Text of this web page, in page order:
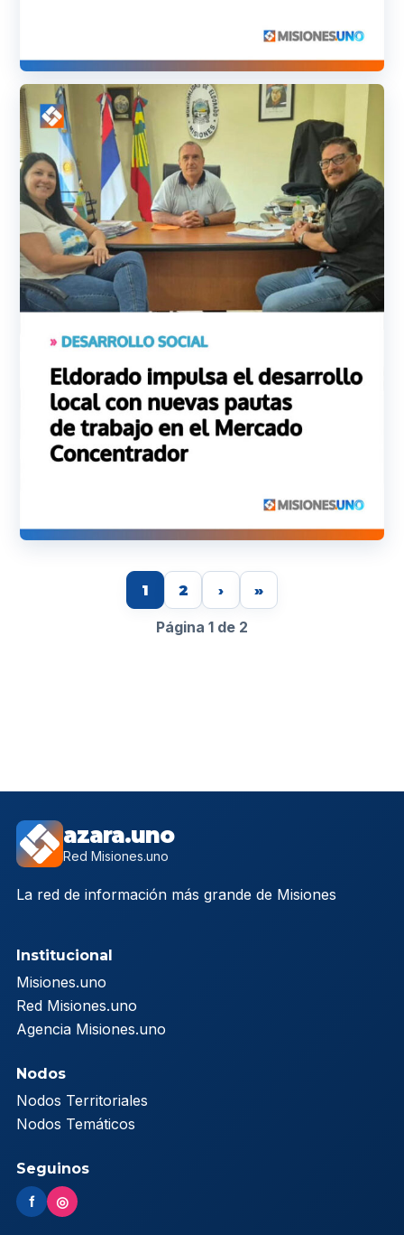
1 2 › »
Página 1 de 2
azara.uno
Red Misiones.uno
La red de información más grande de Misiones
Institucional
Misiones.uno
Red Misiones.uno
Agencia Misiones.uno
Nodos
Nodos Territoriales
Nodos Temáticos
Seguinos
f ◎